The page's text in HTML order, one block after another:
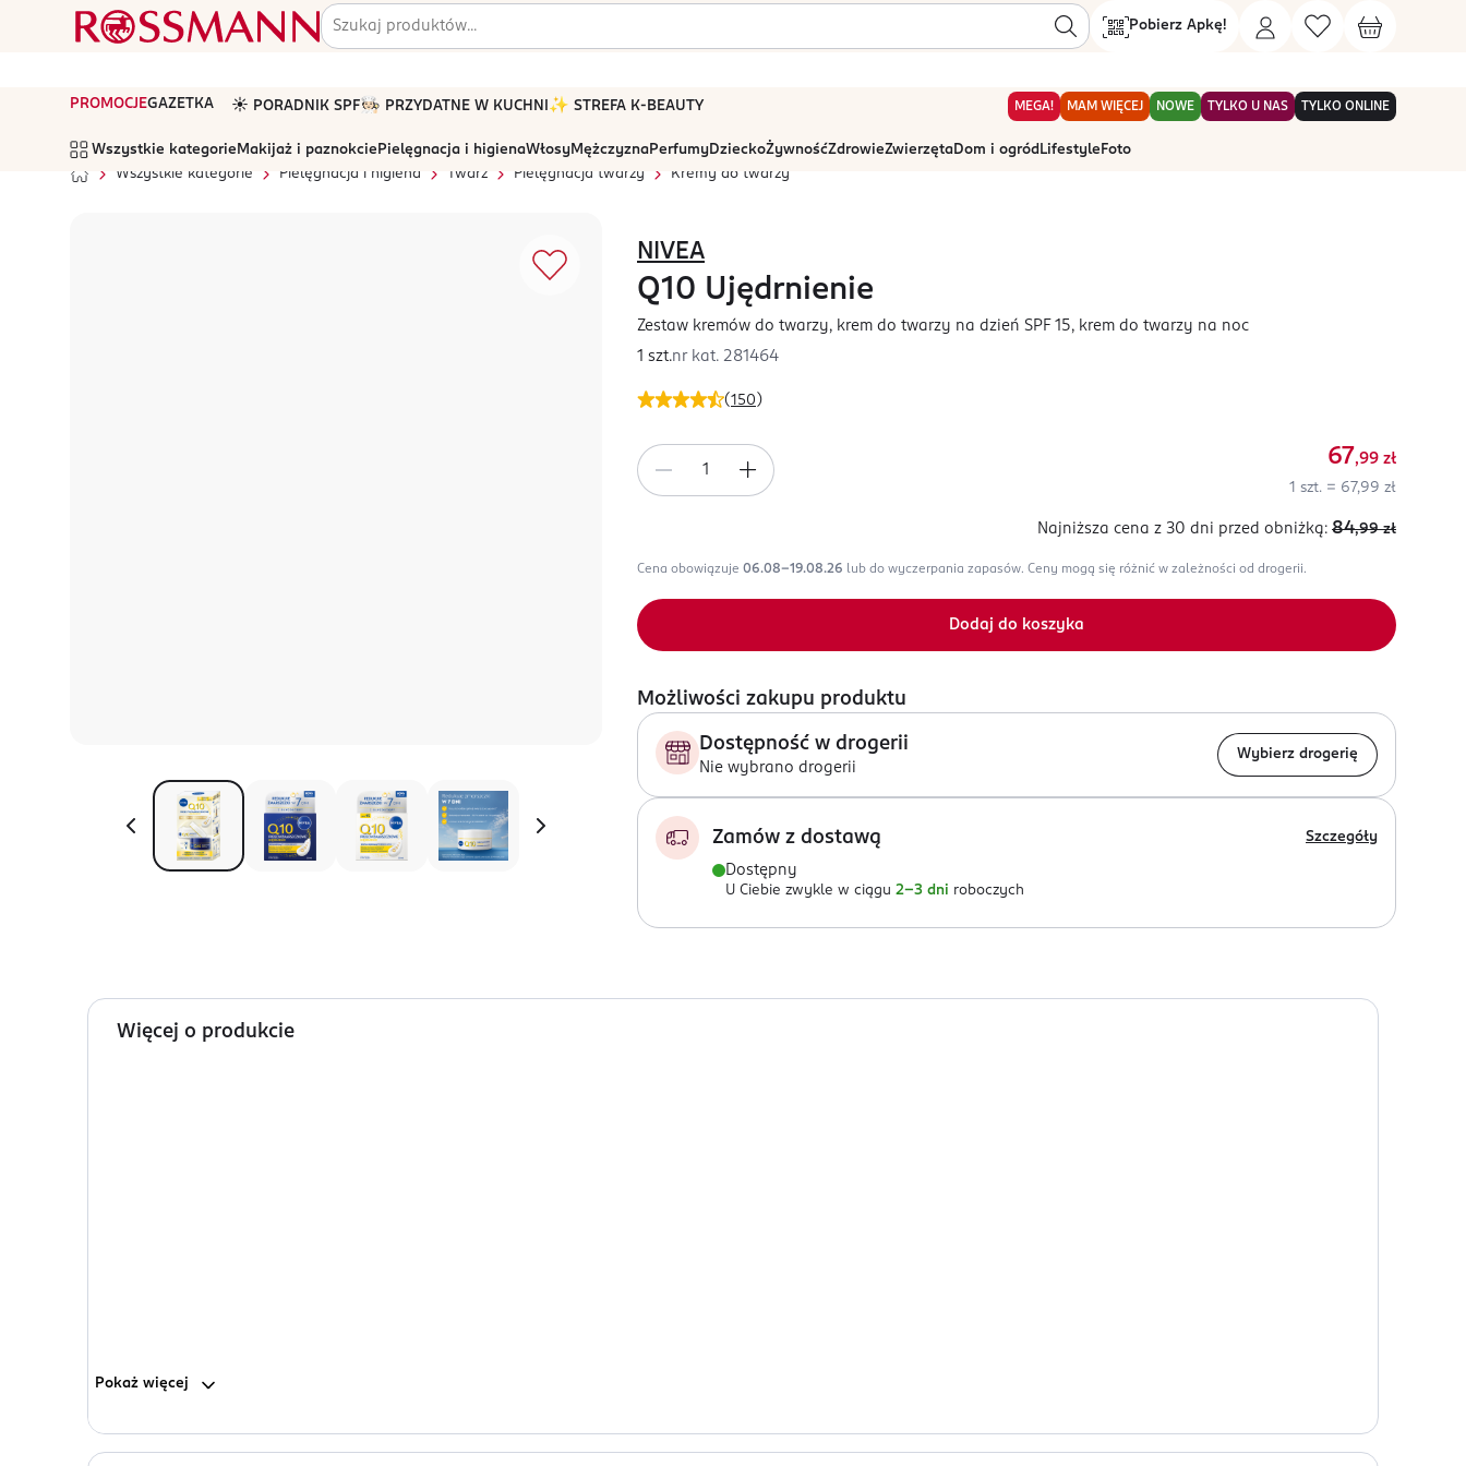
Pobierz Apkę!
PROMOCJEGAZETKA ☀️ PORADNIK SPF🧑🏻‍🍳 PRZYDATNE W KUCHNI ✨ STREFA K-BEAUTY MEGA! MAM WIĘCEJ NOWE TYLKO U NAS TYLKO ONLINE
Wszystkie kategorie Makijaż i paznokcie Pielęgnacja i higienaWłosyMężczyznaPerfumyDzieckoŻywnośćZdrowieZwierzętaDom i ogród Lifestyle Foto
Wszystkie kategorie
Pielęgnacja i higiena Twarz Pielęgnacja twarzy Kremy do twarzy
(150 )
NIVEA
Q10 Ujędrnienie
Zestaw kremów do twarzy, krem do twarzy na dzień SPF 15, krem do twarzy na noc
1 szt.nr kat. 281464
67,99 zł
1 szt. = 67,99 zł
Najniższa cena z 30 dni przed obniżką: 84,99 zł
Cena obowiązuje 06.08-19.08.26 lub do wyczerpania zapasów. Ceny mogą się różnić w zależności od drogerii.
Dodaj do koszyka
Możliwości zakupu produktu
Dostępność w drogerii
Nie wybrano drogerii
Wybierz drogerię
Zamów z dostawą Szczegóły
Dostępny
U Ciebie zwykle w ciągu 2-3 dni roboczych
Więcej o produkcie
Pokaż więcej